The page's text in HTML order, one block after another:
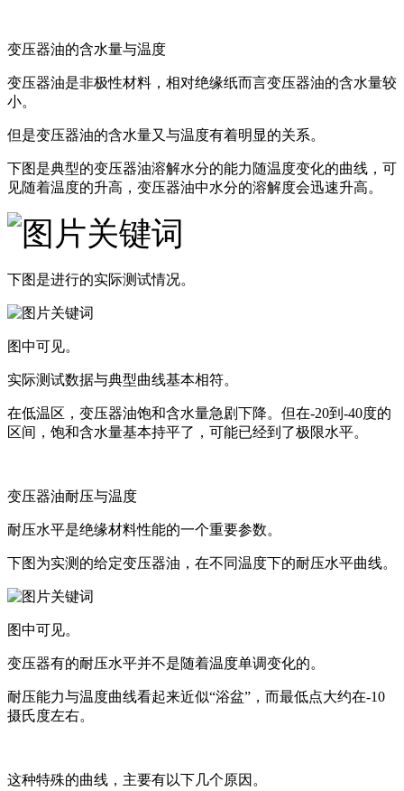
变压器油的含水量与温度
变压器油是非极性材料，相对绝缘纸而言变压器油的含水量较
小。
但是变压器油的含水量又与温度有着明显的关系。
下图是典型的变压器油溶解水分的能力随温度变化的曲线，可
见随着温度的升高，变压器油中水分的溶解度会迅速升高。
下图是进行的实际测试情况。
图中可见。
实际测试数据与典型曲线基本相符。
在低温区，变压器油饱和含水量急剧下降。但在-20到-40度的
区间，饱和含水量基本持平了，可能已经到了极限水平。
变压器油耐压与温度
耐压水平是绝缘材料性能的一个重要参数。
下图为实测的给定变压器油，在不同温度下的耐压水平曲线。
图中可见。
变压器有的耐压水平并不是随着温度单调变化的。
耐压能力与温度曲线看起来近似“浴盆”，而最低点大约在-10
摄氏度左右。
这种特殊的曲线，主要有以下几个原因。